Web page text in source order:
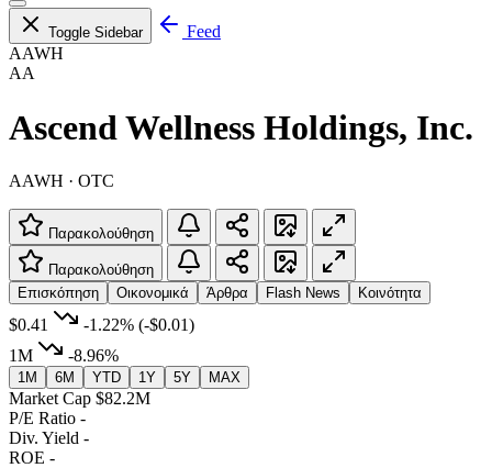
Toggle Sidebar
Feed
AAWH
AA
Ascend Wellness Holdings, Inc.
AAWH · OTC
Παρακολούθηση
Παρακολούθηση
Επισκόπηση
Οικονομικά Άρθρα Flash News Κοινότητα
$0.41 -1.22% (-$0.01)
1M
-8.96%
1M 6M YTD 1Y 5Y MAX
Market Cap $82.2M
P/E Ratio -
Div. Yield -
ROE -